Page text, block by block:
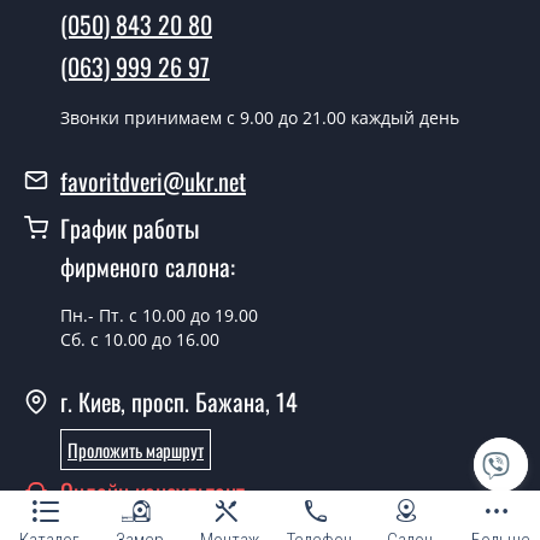
день.
Можно на сегодня вызвать
У вас есть в наличии готовые двери
Да, мы имеем большой ассортимент готовых входных
Какая стоимость самых дешевых
От 5200 грн.
Нужны двери входные эконом
класса, что посоветуете?
Каждый наш совет индивидуальный, в том числе и по
(050) 843 20 80
(063) 999 26 97
Звонки принимаем c 9.00 до 21.00 каждый день
favoritdveri@ukr.net
График работы
фирменого салона:
Пн.- Пт. с 10.00 до 19.00
Сб. с 10.00 до 16.00
г. Киев, просп. Бажана, 14
Проложить маршрут
Онлайн консультант